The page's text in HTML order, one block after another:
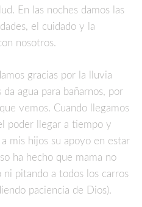
En las noches damos las
el cuidado y la
nosotros.
gracias por la lluvia
agua para bañarnos, por
vemos. Cuando llegamos
poder llegar a tiempo y
mis hijos su apoyo en estar
ha hecho que mama no
pitando a todos los carros
paciencia de Dios).